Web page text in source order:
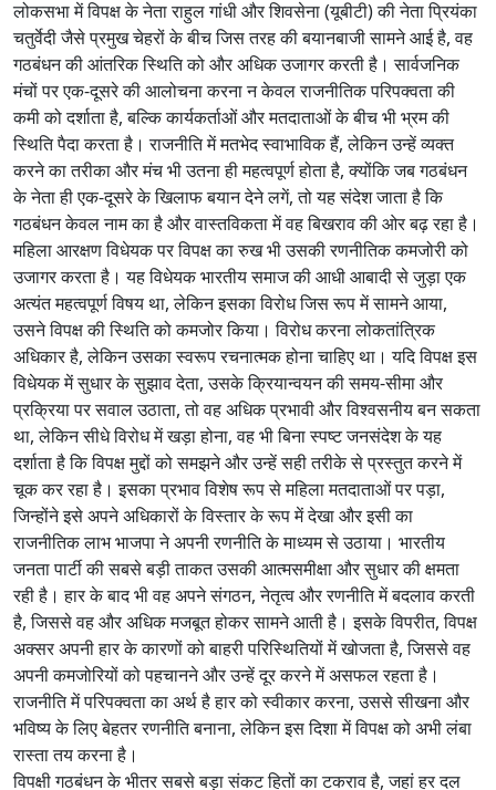
लोकसभा में विपक्ष के नेता राहुल गांधी और शिवसेना (यूबीटी) की नेता प्रियंका
चतुर्वेदी जैसे प्रमुख चेहरों के बीच जिस तरह की बयानबाजी सामने आई है, वह
गठबंधन की आंतरिक स्थिति को और अधिक उजागर करती है। सार्वजनिक
मंचों पर एक-दूसरे की आलोचना करना न केवल राजनीतिक परिपक्वता की
कमी को दर्शाता है, बल्कि कार्यकर्ताओं और मतदाताओं के बीच भी भ्रम की
स्थिति पैदा करता है। राजनीति में मतभेद स्वाभाविक हैं, लेकिन उन्हें व्यक्त
करने का तरीका और मंच भी उतना ही महत्वपूर्ण होता है, क्योंकि जब गठबंधन
के नेता ही एक-दूसरे के खिलाफ बयान देने लगें, तो यह संदेश जाता है कि
गठबंधन केवल नाम का है और वास्तविकता में वह बिखराव की ओर बढ़ रहा है।
महिला आरक्षण विधेयक पर विपक्ष का रुख भी उसकी रणनीतिक कमजोरी को
उजागर करता है। यह विधेयक भारतीय समाज की आधी आबादी से जुड़ा एक
अत्यंत महत्वपूर्ण विषय था, लेकिन इसका विरोध जिस रूप में सामने आया,
उसने विपक्ष की स्थिति को कमजोर किया। विरोध करना लोकतांत्रिक
अधिकार है, लेकिन उसका स्वरूप रचनात्मक होना चाहिए था। यदि विपक्ष इस
विधेयक में सुधार के सुझाव देता, उसके क्रियान्वयन की समय-सीमा और
प्रक्रिया पर सवाल उठाता, तो वह अधिक प्रभावी और विश्वसनीय बन सकता
था, लेकिन सीधे विरोध में खड़ा होना, वह भी बिना स्पष्ट जनसंदेश के यह
दर्शाता है कि विपक्ष मुद्दों को समझने और उन्हें सही तरीके से प्रस्तुत करने में
चूक कर रहा है। इसका प्रभाव विशेष रूप से महिला मतदाताओं पर पड़ा,
जिन्होंने इसे अपने अधिकारों के विस्तार के रूप में देखा और इसी का
राजनीतिक लाभ भाजपा ने अपनी रणनीति के माध्यम से उठाया। भारतीय
जनता पार्टी की सबसे बड़ी ताकत उसकी आत्मसमीक्षा और सुधार की क्षमता
रही है। हार के बाद भी वह अपने संगठन, नेतृत्व और रणनीति में बदलाव करती
है, जिससे वह और अधिक मजबूत होकर सामने आती है। इसके विपरीत, विपक्ष
अक्सर अपनी हार के कारणों को बाहरी परिस्थितियों में खोजता है, जिससे वह
अपनी कमजोरियों को पहचानने और उन्हें दूर करने में असफल रहता है।
राजनीति में परिपक्वता का अर्थ है हार को स्वीकार करना, उससे सीखना और
भविष्य के लिए बेहतर रणनीति बनाना, लेकिन इस दिशा में विपक्ष को अभी लंबा
रास्ता तय करना है।
विपक्षी गठबंधन के भीतर सबसे बड़ा संकट हितों का टकराव है, जहां हर दल